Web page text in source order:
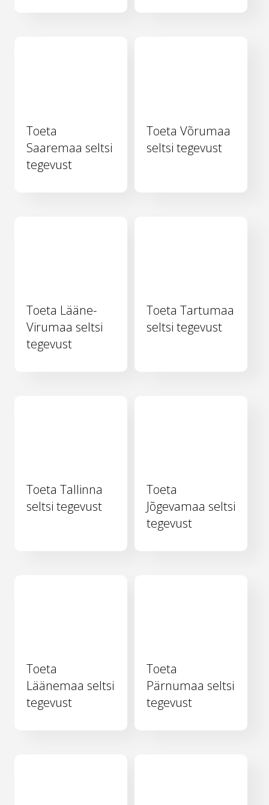
Toeta
Saaremaa seltsi
tegevust
Toeta Võrumaa
seltsi tegevust
Toeta Lääne-
Virumaa seltsi
tegevust
Toeta Tartumaa
seltsi tegevust
Toeta Tallinna
seltsi tegevust
Toeta
Jõgevamaa seltsi
tegevust
Toeta
Läänemaa seltsi
tegevust
Toeta
Pärnumaa seltsi
tegevust